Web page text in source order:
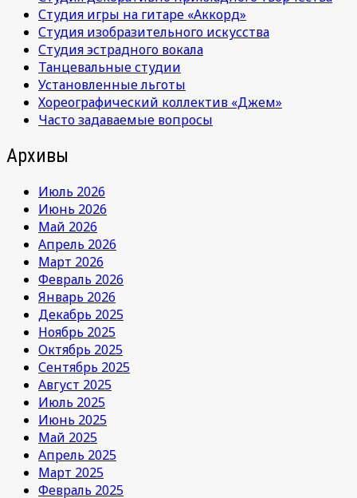
Студия игры на гитаре «Аккорд»
Студия изобразительного искусства
Студия эстрадного вокала
Танцевальные студии
Установленные льготы
Хореографический коллектив «Джем»
Часто задаваемые вопросы
Архивы
Июль 2026
Июнь 2026
Май 2026
Апрель 2026
Март 2026
Февраль 2026
Январь 2026
Декабрь 2025
Ноябрь 2025
Октябрь 2025
Сентябрь 2025
Август 2025
Июль 2025
Июнь 2025
Май 2025
Апрель 2025
Март 2025
Февраль 2025